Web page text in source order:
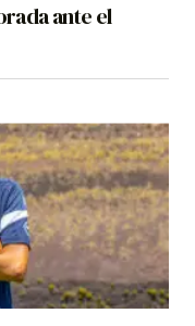
ante el